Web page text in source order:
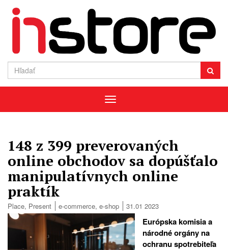
Menu
148 z 399 preverovaných
online obchodov sa dopúšťalo
manipulatívnych online
praktík
Place, Present e-commerce, e-shop 31.01 2023
Európska komisia a
národné orgány na
ochranu spotrebiteľa